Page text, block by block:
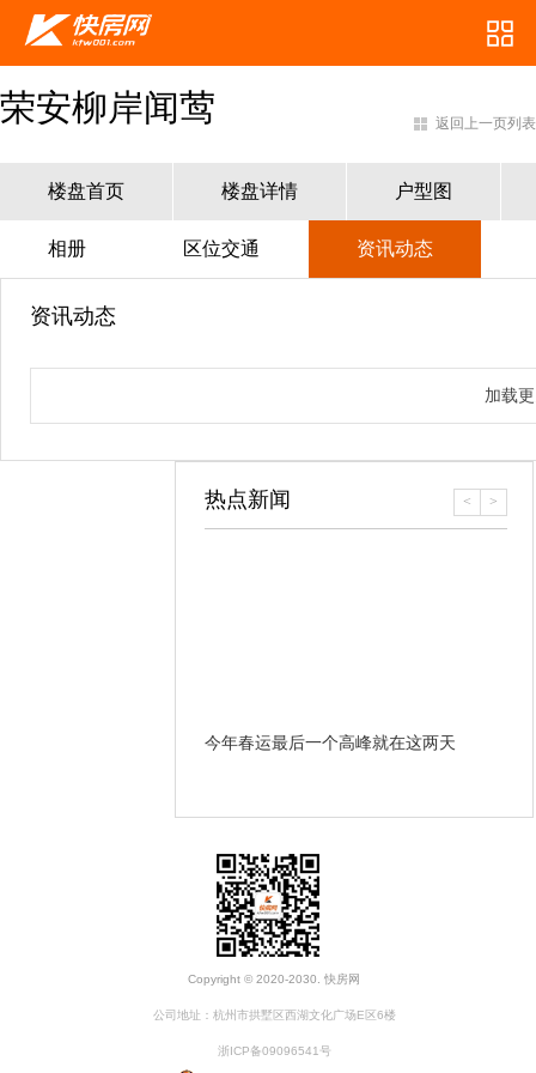
荣安柳岸闻莺 返回上一页列表
楼盘首页 楼盘详情 户型图
相册 区位交通 资讯动态
资讯动态
加载
热点新闻
今年春运最后一个高峰就在这两天
< >
Copyright © 2020-2030. 快房网
公司地址：杭州市拱墅区西湖文化广场E区6楼
浙ICP备09096541号